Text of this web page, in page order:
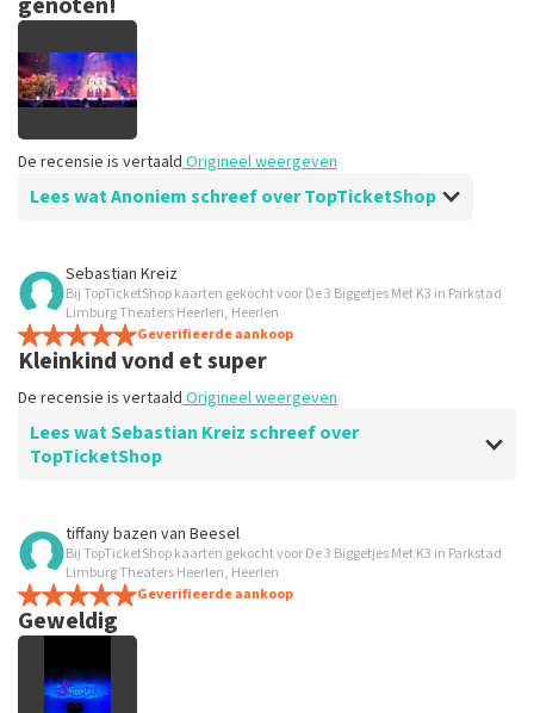
De recensie is vertaald Origineel weergeven
Lees wat Anoniem schreef over TopTicketShop
Beoordeling van Anoniem over
Keurig in orde, zo kun je toch nog ergens
heen terwijl het al lang uitverkocht is.
De recensie is vertaald Origineel weergeven
Sebastian Kreiz
Bij TopTicketShop kaarten gekocht voor De 3 Biggetjes Met K3 in Parkstad
Limburg Theaters Heerlen, Heerlen
Geverifieerde aankoop
Kleinkind vond et super
De recensie is vertaald Origineel weergeven
Lees wat Sebastian Kreiz schreef over
TopTicketShop
Beoordeling van Sebastian Kreiz over
Good
De recensie is vertaaldOrigineel weergeven
tiffany bazen van Beesel
Bij TopTicketShop kaarten gekocht voor De 3 Biggetjes Met K3 in Parkstad
Limburg Theaters Heerlen, Heerlen
Geverifieerde aankoop
Geweldig